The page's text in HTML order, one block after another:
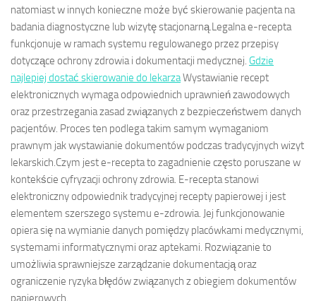
natomiast w innych konieczne może być skierowanie pacjenta na
badania diagnostyczne lub wizytę stacjonarną.Legalna e-recepta
funkcjonuje w ramach systemu regulowanego przez przepisy
dotyczące ochrony zdrowia i dokumentacji medycznej. Gdzie
najlepiej dostać skierowanie do lekarzaWystawianie recept
elektronicznych wymaga odpowiednich uprawnień zawodowych
oraz przestrzegania zasad związanych z bezpieczeństwem danych
pacjentów. Proces ten podlega takim samym wymaganiom
prawnym jak wystawianie dokumentów podczas tradycyjnych wizyt
lekarskich.Czym jest e-recepta to zagadnienie często poruszane w
kontekście cyfryzacji ochrony zdrowia. E-recepta stanowi
elektroniczny odpowiednik tradycyjnej recepty papierowej i jest
elementem szerszego systemu e-zdrowia. Jej funkcjonowanie
opiera się na wymianie danych pomiędzy placówkami medycznymi,
systemami informatycznymi oraz aptekami. Rozwiązanie to
umożliwia sprawniejsze zarządzanie dokumentacją oraz
ograniczenie ryzyka błędów związanych z obiegiem dokumentów
papierowych.